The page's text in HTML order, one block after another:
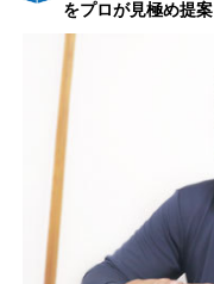
をプロが見極め提案